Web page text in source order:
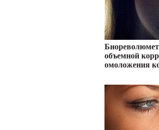
объемной
омоложения